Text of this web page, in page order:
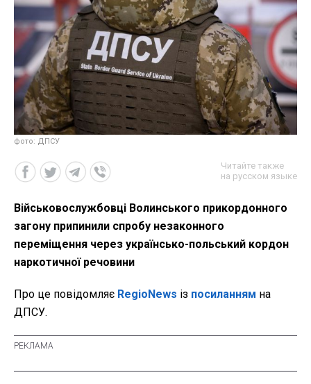
фото: ДПСУ
Читайте также
на русском языке
Військовослужбовці Волинського прикордонного
загону припинили спробу незаконного
переміщення через українсько-польський кордон
наркотичної речовини
Про це повідомляє RegioNews із посиланням на
ДПСУ.